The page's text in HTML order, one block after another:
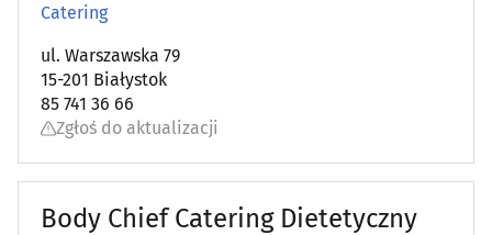
Prace wysokościowe
Pralnie (27)
Catering
ul. Warszawska 79
15-201 Białystok
85 741 36 66
Zgłoś do aktualizacji
Body Chief Catering Dietetyczny